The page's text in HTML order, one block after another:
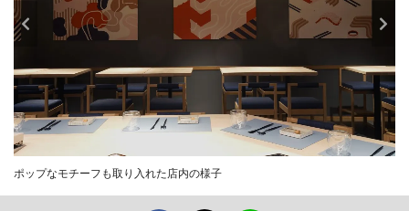
ポップなモチーフも取り入れた店内の様子